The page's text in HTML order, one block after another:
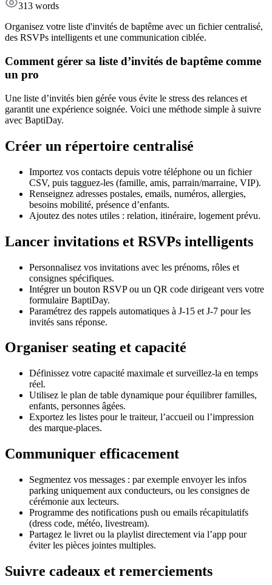
313 words
Organisez votre liste d'invités de baptême avec un fichier centralisé,
des RSVPs intelligents et une communication ciblée.
Comment gérer sa liste d’invités de baptême comme
un pro
Une liste d’invités bien gérée vous évite le stress des relances et
garantit une expérience soignée. Voici une méthode simple à suivre
avec BaptiDay.
Créer un répertoire centralisé
Importez vos contacts depuis votre téléphone ou un fichier
CSV, puis tagguez-les (famille, amis, parrain/marraine, VIP).
Renseignez adresses postales, emails, numéros, allergies,
besoins mobilité, présence d’enfants.
Ajoutez des notes utiles : relation, itinéraire, logement prévu.
Lancer invitations et RSVPs intelligents
Personnalisez vos invitations avec les prénoms, rôles et
consignes spécifiques.
Intégrer un bouton RSVP ou un QR code dirigeant vers votre
formulaire BaptiDay.
Paramétrez des rappels automatiques à J-15 et J-7 pour les
invités sans réponse.
Organiser seating et capacité
Définissez votre capacité maximale et surveillez-la en temps
réel.
Utilisez le plan de table dynamique pour équilibrer familles,
enfants, personnes âgées.
Exportez les listes pour le traiteur, l’accueil ou l’impression
des marque-places.
Communiquer efficacement
Segmentez vos messages : par exemple envoyer les infos
parking uniquement aux conducteurs, ou les consignes de
cérémonie aux lecteurs.
Programme des notifications push ou emails récapitulatifs
(dress code, météo, livestream).
Partagez le livret ou la playlist directement via l’app pour
éviter les pièces jointes multiples.
Suivre cadeaux et remerciements